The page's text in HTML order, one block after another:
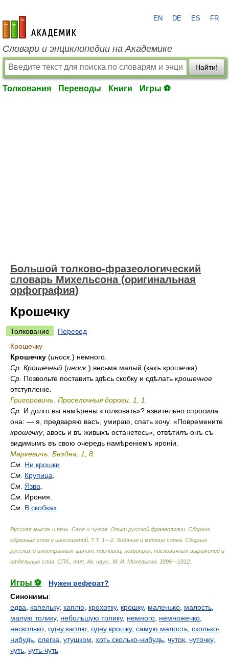
academic.ru
EN DE ES FR
Словари и энциклопедии на Академике
Найти!
Толкования Переводы Книги Игры ⚽
Большой толково-фразеологический
словарь Михельсона (оригинальная
орфография)
Крошечку
Толкование
Перевод
Крошечку
Крошечку (иноск. ) немного.
Ср. Крошечный (иноск. ) весьма малый (какъ крошечка).
Ср. Позвольте поставить здѣсь скобку и сдѣлать крошечное
отступленіе.
Григоровичъ. Проселочныя дороги. 1, 1.
Ср. И долго вы намѣрены «толковать»? язвительно спросила
она: — я, предваряю васъ, умираю, спать хочу. «Повремените
крошечку, авось и въ живыхъ останетесь», отвѣтилъ онъ съ
видимымъ въ свою очередь намѣреніемъ ироніи.
Маркевичъ. Бездна. 1, 8.
См. Ни крошки
См. Крупица
См. Язва
См. Ирония.
См. В скобках
Русская мысль и речь. Свое и чужое. Опыт русской фразеологии. Сборник
образных слов и иносказаний. Т.Т. 1—2. Ходячие и меткие слова. Сборник
русских и иностранных цитат, пословиц, поговорок, пословичных выражений и
отдельных слов. СПб., тип. Ак. наук.
М. И. Михельсон 1896—1912
Игры ⚽
Нужен реферат?
Синонимы:
едва
капельку, каплю крохотку, крошку, маленько малость
малую толику, небольшую толику, немного немножечко
несколько одну каплю одну крошку, самую малость сколько-
нибудь слегка утушком хоть сколько-нибудь чуток чуточку,
чуть чуть-чуть